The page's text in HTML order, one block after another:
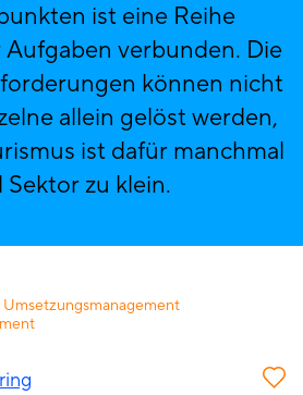
ist eine Reihe
verbunden. Die
können nicht
allein gelöst werden,
ist dafür manchmal
zu klein.